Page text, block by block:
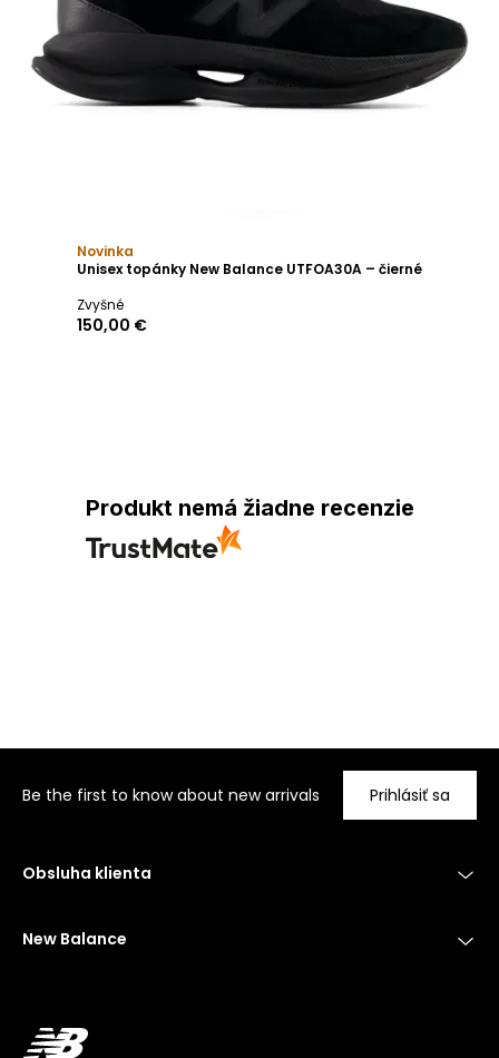
Novinka
Unisex topánky New Balance UTFOA30A – čierné
Zvyšné
150,00 €
Produkt nemá žiadne recenzie
Be the first to know about new arrivals Prihlásiť sa
Obsluha klienta
New Balance